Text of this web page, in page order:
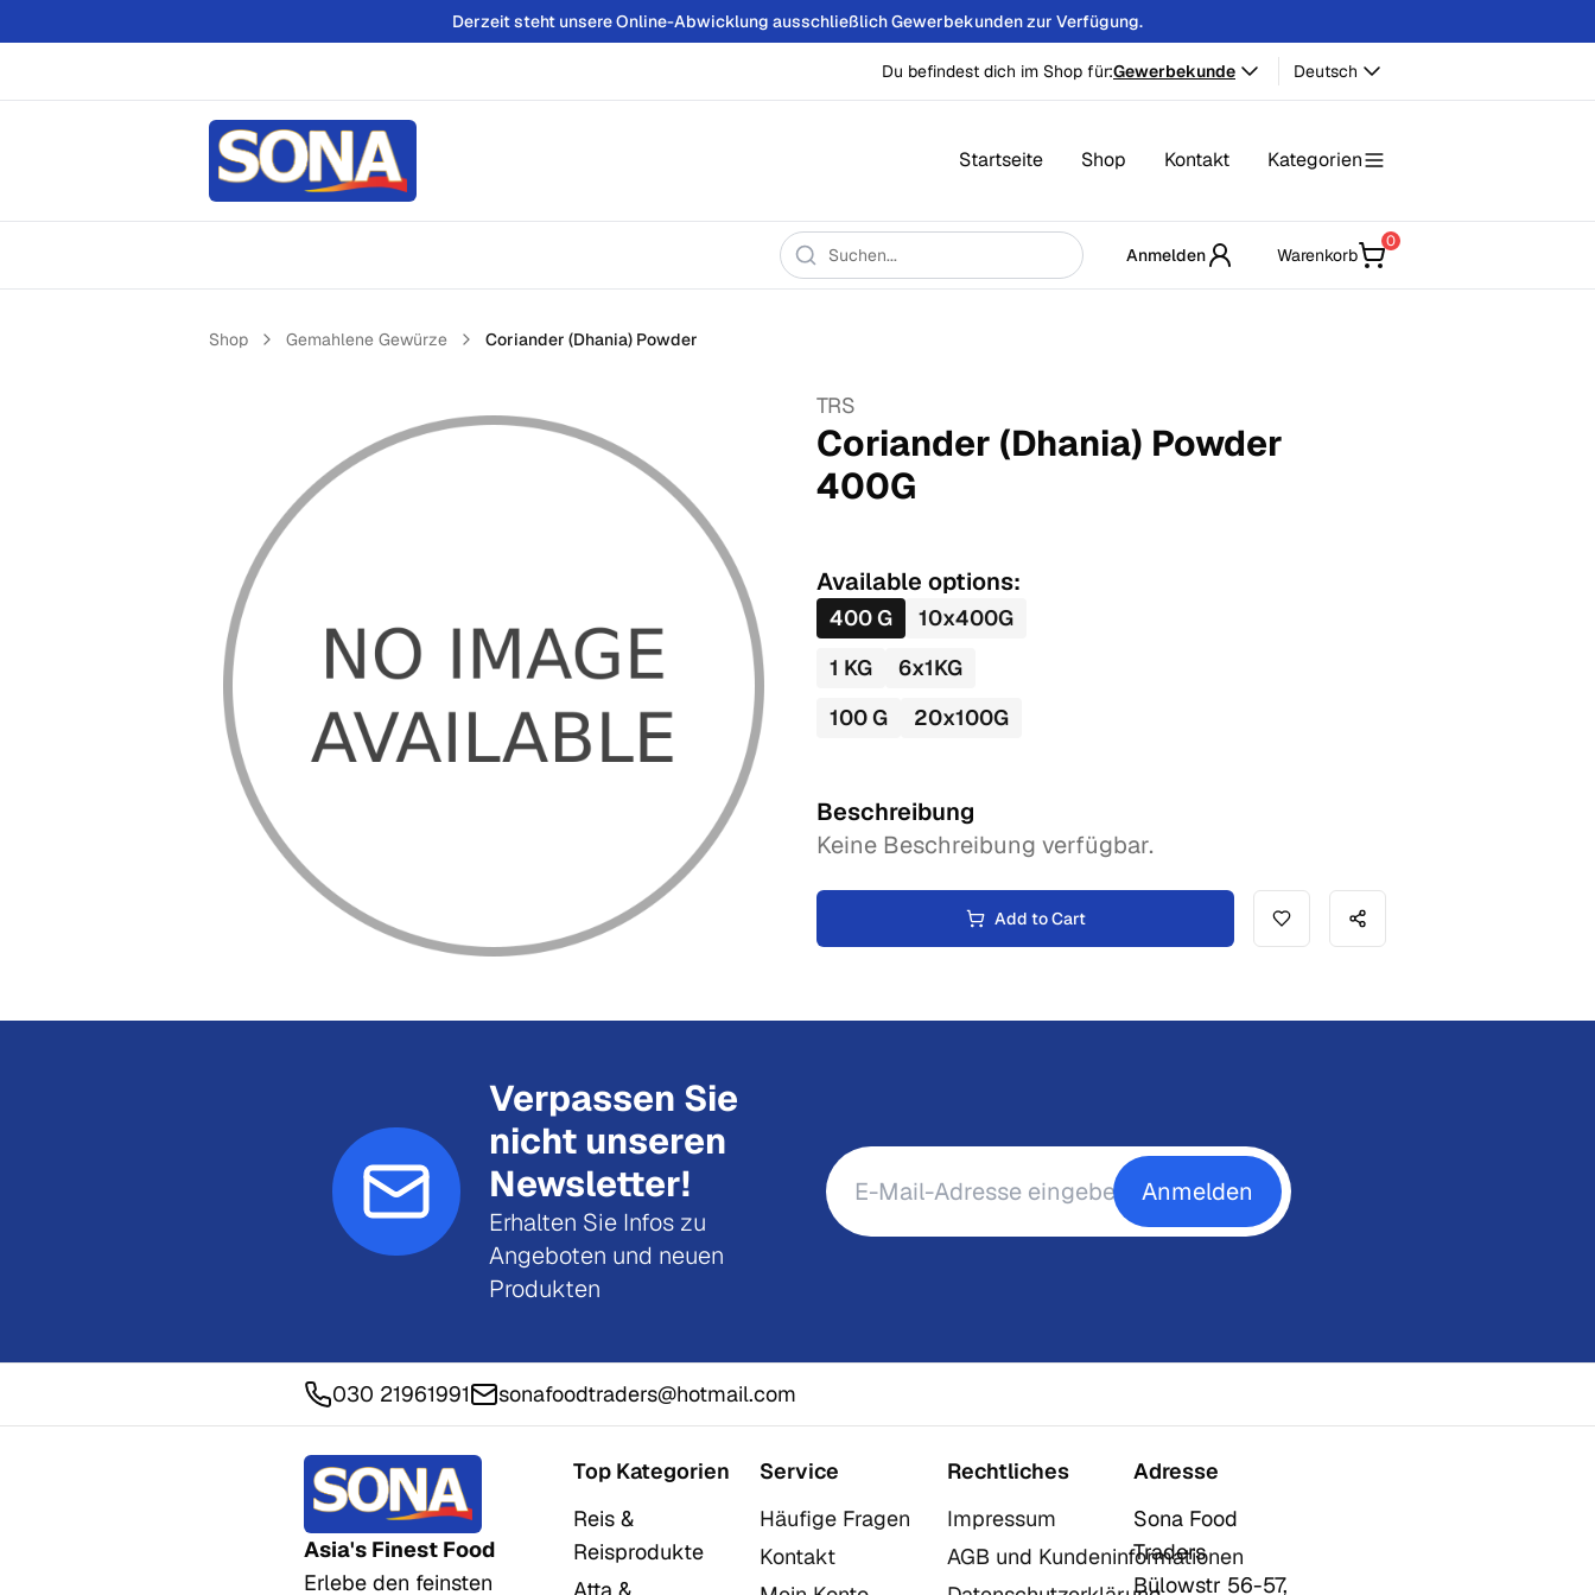
Derzeit steht unsere Online-Abwicklung ausschließlich Gewerbekunden zur Verfügung.
Du befindest dich im Shop für:Gewerbekunde Deutsch
Startseite Shop Kontakt Kategorien
Anmelden Warenkorb
0
Shop Gemahlene Gewürze Coriander (Dhania) Powder
TRS
Coriander (Dhania) Powder
400G
Available options:
400G 10x400G
1 KG 6x1KG
100G 20x100G
Beschreibung
Keine Beschreibung verfügbar.
Add to Cart
Verpassen Sie
nicht unseren
Newsletter!
Erhalten Sie Infos zu
Angeboten und neuen
Produkten
Anmelden
030 21961991 sonafoodtraders@hotmail.com
Asia's Finest Food
Erlebe den feinsten
Top Kategorien
Reis &
Reisprodukte
Atta &
Service
Häufige Fragen
Kontakt
Rechtliches
Impressum
AGB und Kundeninformationen
Adresse
Sona Food
Traders
Bülowstr 56-57,